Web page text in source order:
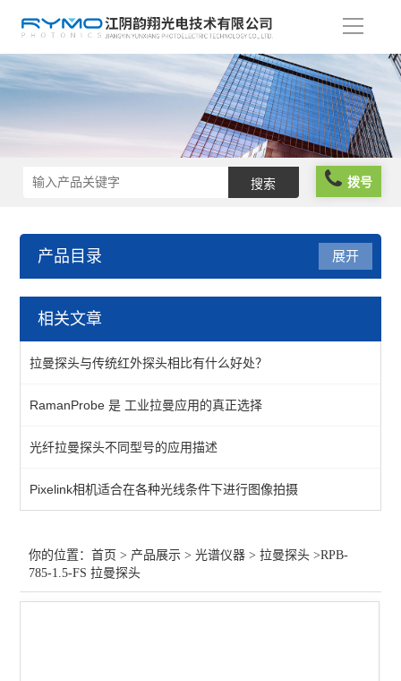
导
拨号
产品目录
光谱仪器
光纤光谱仪
展开
相关文章
拉曼探头与传统红外探头相比有什么好处？
RamanProbe 是 工业拉曼应用的真正选择
光纤拉曼探头不同型号的应用描述
Pixelink相机适合在各种光线条件下进行图像拍摄
你的位置：首页 > 产品展示 >光谱仪器 >拉曼探头 >RPB-
785-1.5-FS 拉曼探头